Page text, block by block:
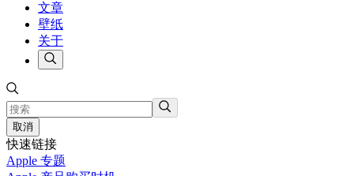
文章
壁纸
关于
取消
快速链接
Apple 专题